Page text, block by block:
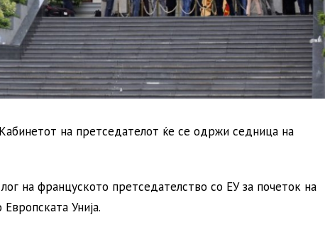
на претседателот ќе се одржи седница на
на француското претседателство со ЕУ за почеток на
Унија.